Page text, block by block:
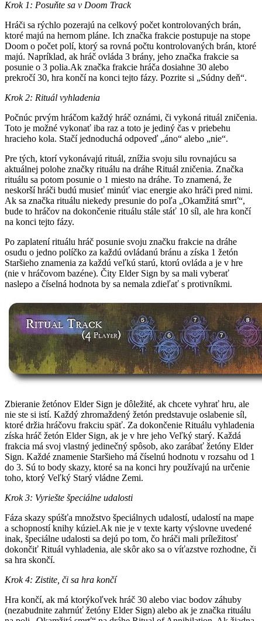
Krok 1: Posuňte sa v Doom Track
Hráči sa rýchlo pozerajú na celkový počet kontrolovaných brán,
ktoré majú na hernom pláne. Ich značka frakcie postupuje na stope
Doom o počet polí, ktorý sa rovná počtu kontrolovaných brán, ktoré
majú. Napríklad, ak hráč ovláda 3 brány, jeho značka frakcie sa
posunie o 3 polia.Ak značka frakcie hráča dosiahne 30 alebo
prekročí 30, hra končí na konci tejto fázy. Pozrite si „Súdny deň“.
Krok 2: Rituál vyhladenia
Počnúc prvým hráčom každý hráč oznámi, či vykoná rituál zničenia.
Toto je možné vykonať iba raz a toto je jediný čas v priebehu
hracieho kola. Stačí jednoduchá odpoveď „áno“ alebo „nie“.
Pre tých, ktorí vykonávajú rituál, znížia svoju silu rovnajúcu sa
aktuálnej polohe značky rituálu na dráhe Rituál zničenia. Značka
rituálu sa potom posunie o 1 miesto na dráhe. To znamená, že
neskorší hráči budú musieť minúť viac energie ako hráči pred nimi.
Ak sa značka rituálu niekedy presunie do poľa „Okamžitá smrť“,
bude to hráčov na dokončenie rituálu stále stáť 10 síl, ale hra končí
na konci tejto fázy.
Po zaplatení rituálu hráč posunie svoju značku frakcie na dráhe
osudu o jedno políčko za každú ovládanú bránu a získa 1 žetón
Staršieho znamenia za každú veľkú starú, ktorú ovláda a je v hre
(nie v hráčovom bazéne). Čity Elder Sign by sa mali vyberať
naslepo a číselná hodnota by sa nemala zdieľať s protivníkmi.
Zbieranie žetónov Elder Sign je dôležité, ak chcete vyhrať hru, ale
nie ste si istí. Každý zhromaždený žetón predstavuje oslabenie síl,
ktoré držia hráčovu frakciu späť. Za dokončenie Rituálu vyhladenia
získa hráč žetón Elder Sign, ak je v hre jeho Veľký starý. Každá
frakcia má svoj vlastný jedinečný spôsob, ako zarábať žetóny Elder
Sign. Každé znamenie Staršieho má číselnú hodnotu v rozsahu od 1
do 3. Sú to body skazy, ktoré sa na konci hry používajú na určenie
toho, ktorý Veľký Starý vládne Zemi.
Krok 3: Vyriešte špeciálne udalosti
Fáza skazy spúšťa množstvo špeciálnych udalostí, udalostí na mape
a schopností knihy kúziel.Ak nie je v texte karty výslovne uvedené
inak, špeciálne udalosti sa dejú po tom, čo hráči mali príležitosť
dokončiť Rituál vyhladenia, ale skôr ako sa o víťazstve rozhodne, či
sa hra skončí.
Krok 4: Zistite, či sa hra končí
Hra končí, ak má ktorýkoľvek hráč 30 alebo viac bodov záhuby
(nezabudnite zahrnúť žetóny Elder Sign) alebo ak je značka rituálu